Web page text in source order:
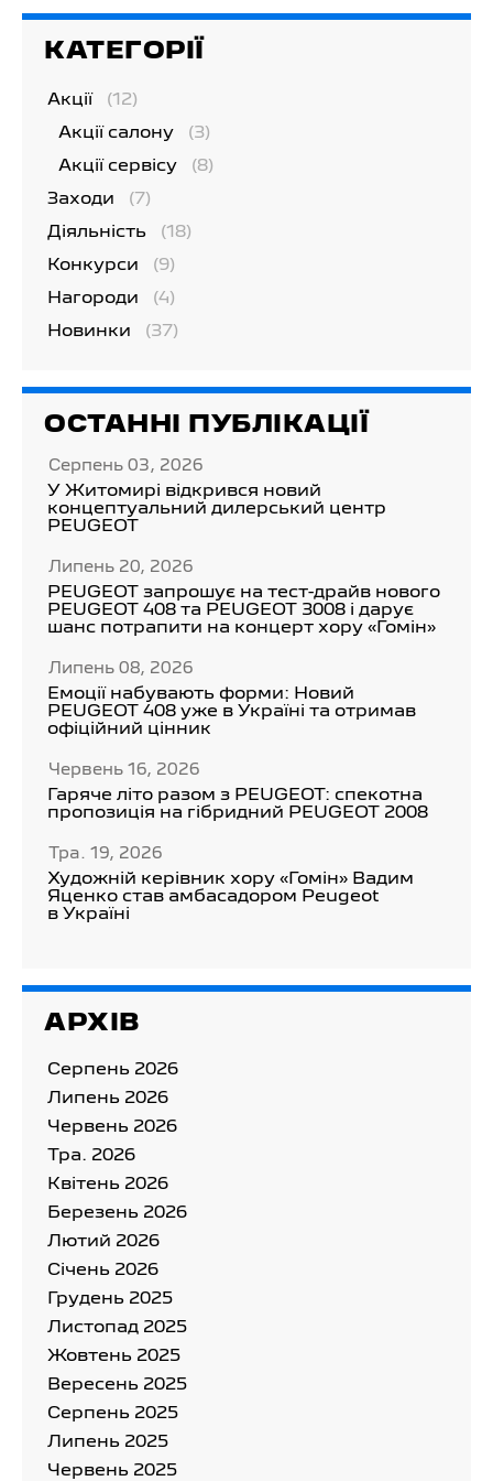
КАТЕГОРІЇ
Акції (12)
Акції салону (3)
Акції сервісу (8)
Заходи (7)
Діяльність (18)
Конкурси (9)
Нагороди (4)
Новинки (37)
ОСТАННІ ПУБЛІКАЦІЇ
Серпень 03, 2026
У Житомирі відкрився новий
концептуальний дилерський центр
PEUGEOT
Липень 20, 2026
PEUGEOT запрошує на тест-драйв нового
PEUGEOT 408 та PEUGEOT 3008 і дарує
шанс потрапити на концерт хору «Гомін»
Липень 08, 2026
Емоції набувають форми: Новий
PEUGEOT 408 уже в Україні та отримав
офіційний цінник
Червень 16, 2026
Гаряче літо разом з PEUGEOT: спекотна
пропозиція на гібридний PEUGEOT 2008
Тра. 19, 2026
Художній керівник хору «Гомін» Вадим
Яценко став амбасадором Peugeot
в Україні
АРХІВ
Серпень 2026
Липень 2026
Червень 2026
Тра. 2026
Квітень 2026
Березень 2026
Лютий 2026
Cічень 2026
Грудень 2025
Листопад 2025
Жовтень 2025
Вересень 2025
Серпень 2025
Липень 2025
Червень 2025